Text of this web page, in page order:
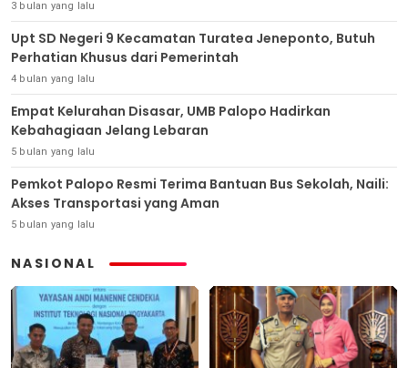
3 bulan yang lalu
Upt SD Negeri 9 Kecamatan Turatea Jeneponto, Butuh
Perhatian Khusus dari Pemerintah
4 bulan yang lalu
Empat Kelurahan Disasar, UMB Palopo Hadirkan
Kebahagiaan Jelang Lebaran
5 bulan yang lalu
Pemkot Palopo Resmi Terima Bantuan Bus Sekolah, Naili:
Akses Transportasi yang Aman
5 bulan yang lalu
NASIONAL